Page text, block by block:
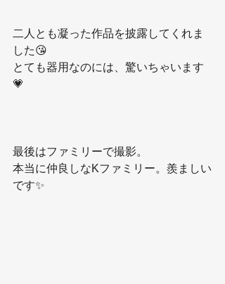
二人とも凝った作品を披露してくれま
した😘
とても器用なのには、驚いちゃいます
💗
最後はファミリーで撮影。
本当に仲良しなKファミリー。羨ましい
です✨